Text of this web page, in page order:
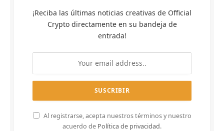
¡Reciba las últimas noticias creativas de Official
Crypto directamente en su bandeja de
entrada!
Al registrarse, acepta nuestros términos y nuestro
acuerdo de Política de privacidad.